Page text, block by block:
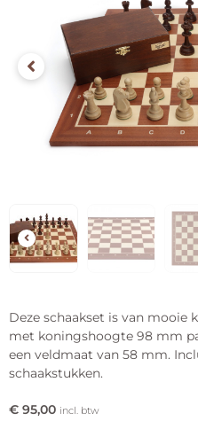
Deze schaakset is van mooie
met koningshoogte 98 mm
een veldmaat van 58 mm.
schaakstukken.
€ 95,00 incl. btw